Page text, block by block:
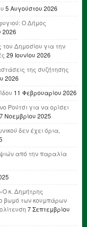
5 Αυγούστου 2026
Ο Δήμος
2026
Δημοσίου για την
29 Ιουνίου 2026
της συζήτησης
2026
11 Φεβρουαρίου 2026
Ρούτσι για να ορίσει
7 Νοεμβρίου 2025
δεν έχει όρια,
από την παραλία
κ. Δημήτρης
βωμό των κουμπάρων
7 Σεπτεμβρίου